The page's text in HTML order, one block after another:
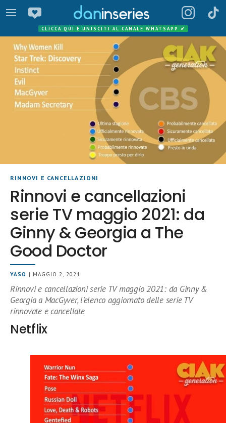
CLICCA QUI E UNISCITI AL CANALE WHATSAPP ✔
RINNOVI E CANCELLAZIONI
Rinnovi e cancellazioni
serie TV maggio 2021: da
Ginny & Georgia a The
Good Doctor
YASO | MAGGIO 2, 2021
Rinnovi e cancellazioni serie TV maggio 2021: da Ginny &
Georgia a MacGyver, l’elenco aggiornato delle serie TV
rinnovate e cancellate
Netflix